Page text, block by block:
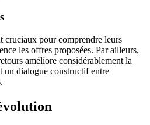
cruciaux pour comprendre leurs
les offres proposées. Par ailleurs,
améliore considérablement la
un dialogue constructif entre